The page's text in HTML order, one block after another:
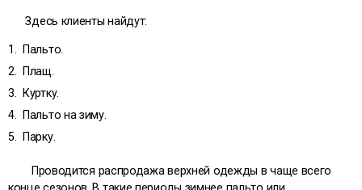
Здесь клиенты найдут:
Пальто.
Плащ.
Куртку.
Пальто на зиму.
Парку.
Проводится распродажа верхней одежды в чаще всего